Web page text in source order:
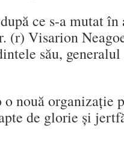
ce s-a mutat
(r) Visarion
său,
nouă organizaţie
de glorie şi